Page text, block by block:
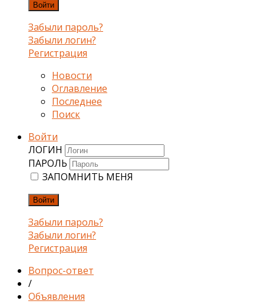
Войти
Забыли пароль?
Забыли логин?
Регистрация
Новости
Оглавление
Последнее
Поиск
Войти
ЛОГИН
ПАРОЛЬ
ЗАПОМНИТЬ МЕНЯ
Войти
Забыли пароль?
Забыли логин?
Регистрация
Вопрос-ответ
/
Объявления